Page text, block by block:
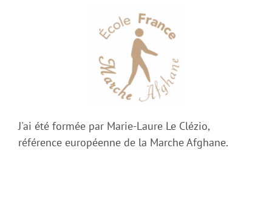
J'ai été formée par Marie-Laure Le Clézio,
référence européenne de la Marche Afghane.